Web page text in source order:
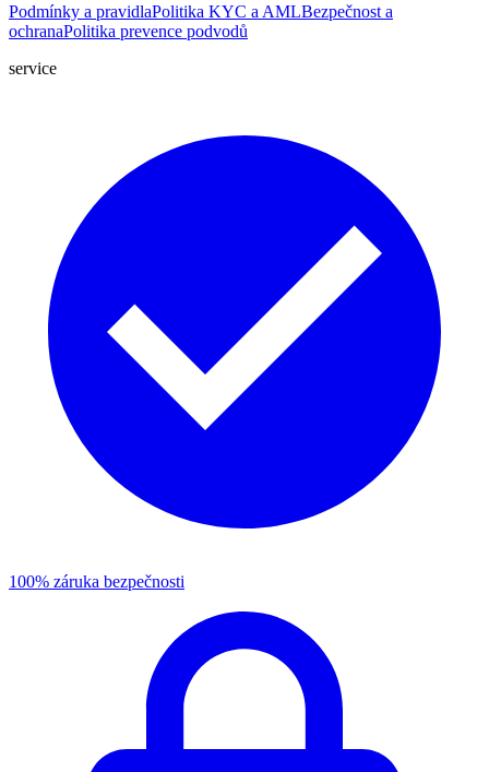
Podmínky a pravidlaPolitika KYC a AMLBezpečnost a
ochranaPolitika prevence podvodů
service
100% záruka bezpečnosti